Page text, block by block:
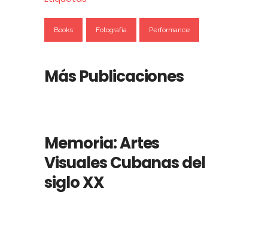
Books Fotografía Performance
Más Publicaciones
Memoria: Artes
Visuales Cubanas del
siglo XX